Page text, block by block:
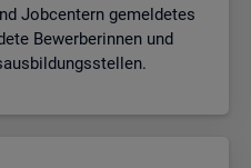
Jobcentern gemeldetes
Bewerberinnen und